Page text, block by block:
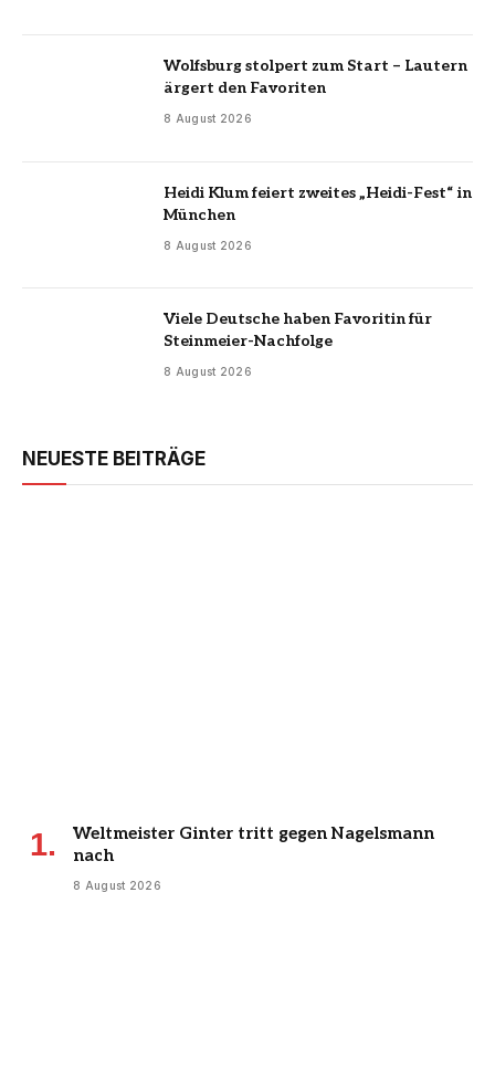
Wolfsburg stolpert zum Start – Lautern
ärgert den Favoriten
8 August 2026
Heidi Klum feiert zweites „Heidi-Fest“ in
München
8 August 2026
Viele Deutsche haben Favoritin für
Steinmeier-Nachfolge
8 August 2026
NEUESTE BEITRÄGE
Weltmeister Ginter tritt gegen Nagelsmann
nach
8 August 2026